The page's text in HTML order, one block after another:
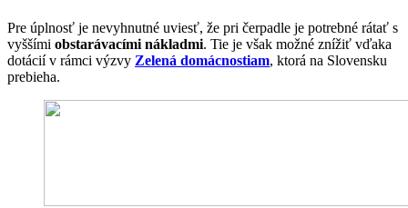
Pre úplnosť je nevyhnutné uviesť, že pri čerpadle je potrebné rátať s
vyššími obstarávacími nákladmi. Tie je však možné znížiť vďaka
dotácií v rámci výzvy Zelená domácnostiam, ktorá na Slovensku
prebieha.